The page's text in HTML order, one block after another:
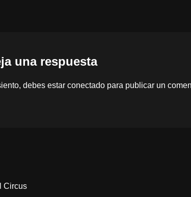
una respuesta
debes estar conectado para publicar un
Circus